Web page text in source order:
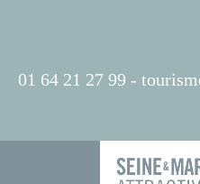
01 64 21 27 99 -